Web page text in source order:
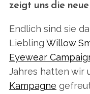
zeigt uns die
Endlich sind sie
Liebling Willow
Eyewear
Jahres hatten wir
Kampagne